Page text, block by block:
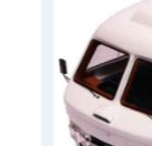
Galerie